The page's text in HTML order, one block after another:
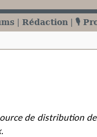
Rédaction 🎙️
de distribution